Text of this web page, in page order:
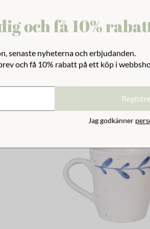
och få 10%
senaste nyheterna och erbjudanden.
och få 10% rabatt på ett köp i
Jag godkänner